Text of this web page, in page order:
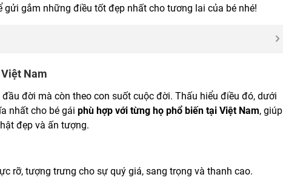
gắm những điều tốt đẹp nhất cho tương lai của bé nhé!
Nam
đời mà còn theo con suốt cuộc đời. Thấu hiểu điều đó, dưới
nhất cho bé gái phù hợp với từng họ phổ biến tại Việt Nam, giúp
đẹp và ấn tượng.
rỡ, tượng trưng cho sự quý giá, sang trọng và thanh cao.